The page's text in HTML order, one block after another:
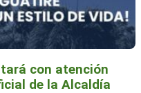
con atención
de la Alcaldía